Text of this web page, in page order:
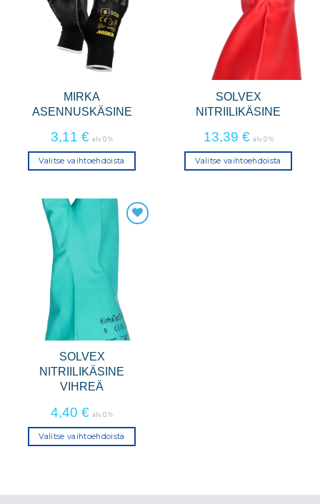
tehdä
valinnat
tuotteen
sivulla.
tehdä
valinnat
tuotteen
sivulla.
MIRKA
ASENNUSKÄSINE
3,11 € alv 0 %
Valitse vaihtoehdoista
useampi
muunnelma.
tehdä
valinnat
tuotteen
SOLVEX
NITRIILIKÄSINE
13,39 € alv 0 %
Valitse vaihtoehdoista
SOLVEX
NITRIILIKÄSINE
VIHREÄ
4,40 € alv 0 %
Valitse vaihtoehdoista
useampi